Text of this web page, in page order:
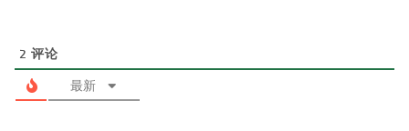
2 评论
最新